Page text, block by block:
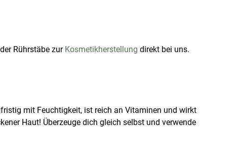
Rührstäbe zur Kosmetikherstellung direkt bei uns.
mit Feuchtigkeit, ist reich an Vitaminen und wirkt
Haut! Überzeuge dich gleich selbst und verwende